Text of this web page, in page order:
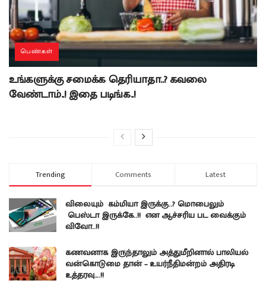
பெண்கள்
உங்களுக்கு சமைக்க தெரியாதா..? கவலை
வேண்டாம்..! இதை படிங்க..!
Trending Comments Latest
விலையும் கம்மியா இருக்கு..? மொபைலும்
பெஸ்டா இருக்கே..!! என ஆச்சரிய பட வைக்கும்
விவோ..!!
கணவனாக இருந்தாலும் அத்துமீறினால் பாலியல்
வன்கொடுமை தான் – உயர்நீதிமன்றம் அதிரடி
உத்தரவு….!!